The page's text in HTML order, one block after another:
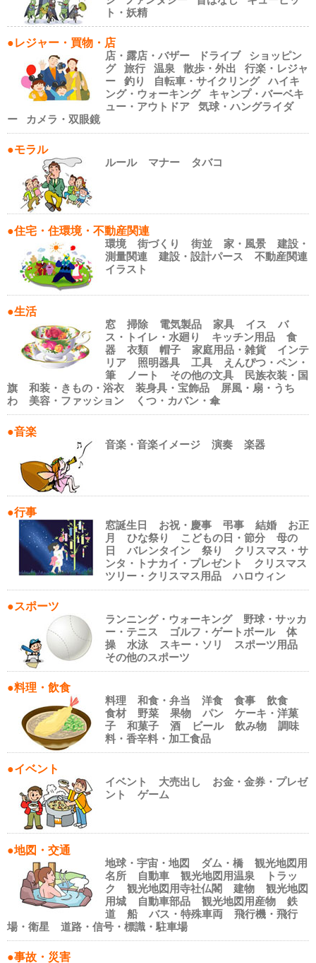
ト・妖精
●レジャー・買物・店
店・露店・バザー
ドライブ
ショッピン
グ
旅行 温泉 散歩・外出
行楽・レジャ
ー
釣り 自転車・サイクリング
ハイキ
ング・ウォーキング
キャンプ・バーベキ
ュー・アウトドア
気球・ハングライダ
ー
カメラ・双眼鏡
●モラル
ルール
マナー タバコ
●住宅・住環境・不動産関連
環境
街づくり 街並 家・風景
建設・
測量関連
建設・設計パース
不動産関連
イラスト
●生活
窓
掃除 電気製品 家具 イス
バ
ス・トイレ・水廻り
キッチン用品
食
器
衣類 帽子 家庭用品・雑貨
インテ
リア
照明器具 工具
えんぴつ・ペン・
筆
ノート その他の文具
民族衣装・国
旗
和装・きもの・浴衣 装身具・宝飾品
屏風・扇・うち
わ
美容・ファッション くつ・カバン・傘
●音楽
音楽・音楽イメージ
演奏 楽器
●行事
窓誕生日
お祝・慶事 弔事 結婚
お正
月
ひな祭り こどもの日・節分
母の
日
バレンタイン 祭り
クリスマス・サ
ンタ・トナカイ・プレゼント
クリスマス
ツリー・クリスマス用品
ハロウィン
●スポーツ
ランニング・ウォーキング
野球・サッカ
ー・テニス
ゴルフ・ゲートボール
体
操
水泳 スキー・ソリ
スポーツ用品
その他のスポーツ
●料理・飲食
料理
和食・弁当 洋食 食事
飲食
食材
野菜 果物 パン
ケーキ・洋菓
子
和菓子 酒 ビール 飲み物
調味
料・香辛料・加工食品
●イベント
イベント
大売出し
お金・金券・プレゼ
ント
ゲーム
●地図・交通
地球・宇宙・地図
ダム・橋
観光地図用
名所
自動車 観光地図用温泉
トラッ
ク
観光地図用寺社仏閣 建物
観光地図
用城
自動車部品 観光地図用産物
鉄
道
船 バス・特殊車両
飛行機・飛行
場・衛星
道路・信号・標識・駐車場
●事故・災害